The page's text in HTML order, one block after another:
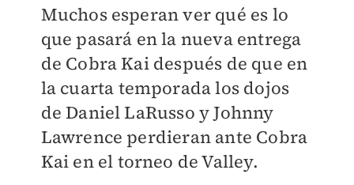
Muchos esperan ver qué es lo
que pasará en la nueva entrega
de Cobra Kai después de que en
la cuarta temporada los dojos
de Daniel LaRusso y Johnny
Lawrence perdieran ante Cobra
Kai en el torneo de Valley.